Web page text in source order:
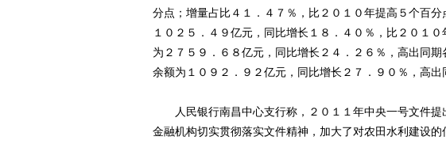
分点；增量占比４１．４７％，比２０１０年提高５个百
１０２５．４９亿元，同比增长１８．４０％，比２０１
为２７５９．６８亿元，同比增长２４．２６％，高出同
余额为１０９２．９２亿元，同比增长２７．９０％，高出
人民银行南昌中心支行称，２０１１年中央一号文件提
金融机构切实贯彻落实文件精神，加大了对农田水利建设